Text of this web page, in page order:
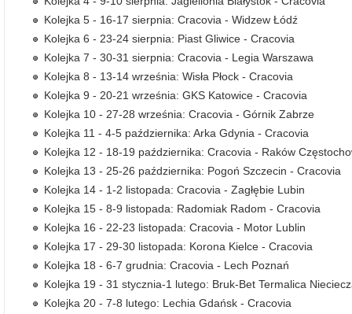
Kolejka 5 - 16-17 sierpnia: Cracovia - Widzew Łódź
Kolejka 6 - 23-24 sierpnia: Piast Gliwice - Cracovia
Kolejka 7 - 30-31 sierpnia: Cracovia - Legia Warszawa
Kolejka 8 - 13-14 września: Wisła Płock - Cracovia
Kolejka 9 - 20-21 września: GKS Katowice - Cracovia
Kolejka 10 - 27-28 września: Cracovia - Górnik Zabrze
Kolejka 11 - 4-5 października: Arka Gdynia - Cracovia
Kolejka 12 - 18-19 października: Cracovia - Raków
Kolejka 13 - 25-26 października: Pogoń Szczecin - Cracovia
Kolejka 14 - 1-2 listopada: Cracovia - Zagłębie Lubin
Kolejka 15 - 8-9 listopada: Radomiak Radom - Cracovia
Kolejka 16 - 22-23 listopada: Cracovia - Motor Lublin
Kolejka 17 - 29-30 listopada: Korona Kielce - Cracovia
Kolejka 18 - 6-7 grudnia: Cracovia - Lech Poznań
Kolejka 19 - 31 stycznia-1 lutego: Bruk-Bet Termalica
Kolejka 20 - 7-8 lutego: Lechia Gdańsk - Cracovia